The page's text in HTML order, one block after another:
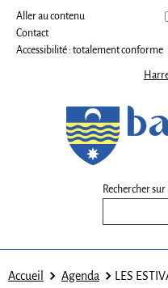
Aller au contenu
Contact
Accessibilité : totalement conforme
Rechercher sur
Accueil Agenda LES